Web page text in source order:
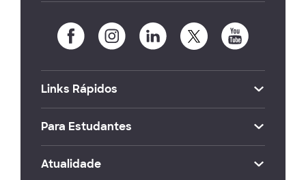
Links Rápidos
Para Estudantes
Atualidade